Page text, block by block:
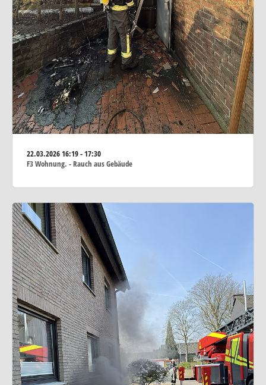
22.03.202616:19 - 17:30
F3 Wohnung. - Rauch aus Gebäude